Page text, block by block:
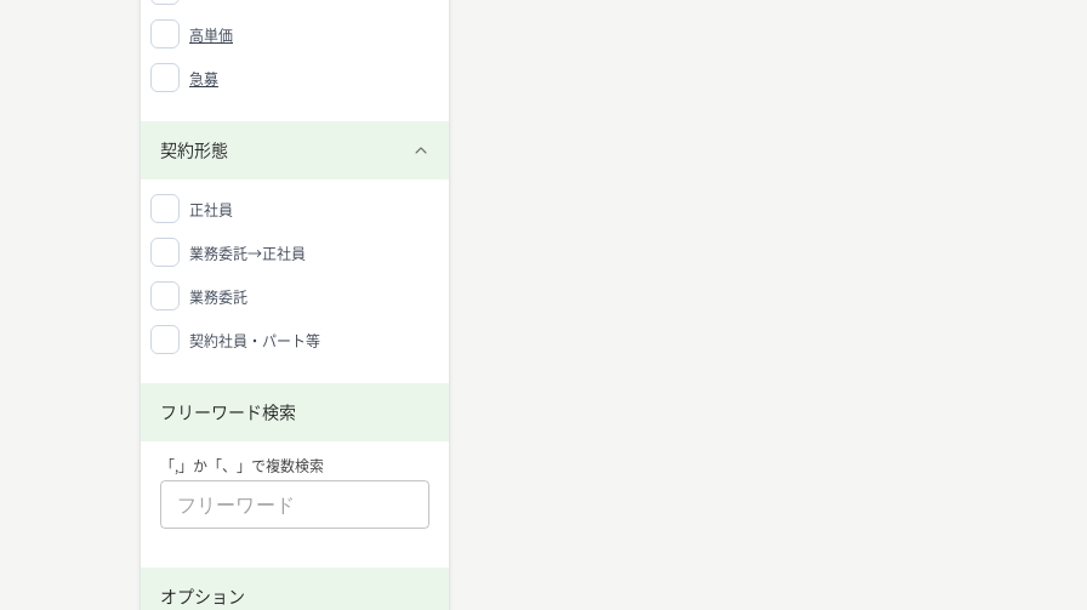
高単価
急募
契約形態
正社員
業務委託→正社員
業務委託
契約社員・パート等
フリーワード検索
「,」か「、」で複数検索
オプション